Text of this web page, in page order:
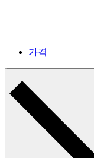
가격